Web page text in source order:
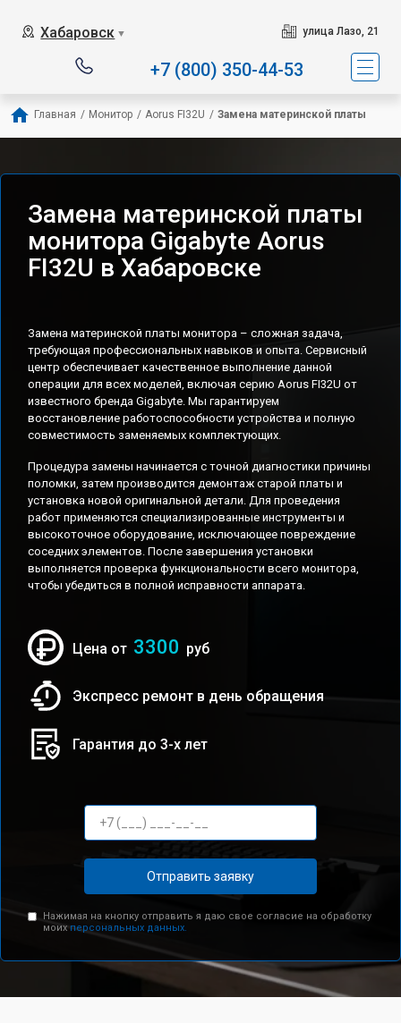
Хабаровск ▼ улица Лазо, 21
+7 (800) 350-44-53
Главная / Монитор / Aorus FI32U / Замена материнской платы
Замена материнской платы
монитора Gigabyte Aorus
FI32U в Хабаровске
Замена материнской платы монитора – сложная задача,
требующая профессиональных навыков и опыта. Сервисный
центр обеспечивает качественное выполнение данной
операции для всех моделей, включая серию Aorus FI32U от
известного бренда Gigabyte. Мы гарантируем
восстановление работоспособности устройства и полную
совместимость заменяемых комплектующих.
Процедура замены начинается с точной диагностики причины
поломки, затем производится демонтаж старой платы и
установка новой оригинальной детали. Для проведения
работ применяются специализированные инструменты и
высокоточное оборудование, исключающее повреждение
соседних элементов. После завершения установки
выполняется проверка функциональности всего монитора,
чтобы убедиться в полной исправности аппарата.
Цена от 3300 руб
Экспресс ремонт в день обращения
Гарантия до 3-х лет
Отправить заявку
Нажимая на кнопку отправить я даю свое согласие на обработку
моих персональных данных.